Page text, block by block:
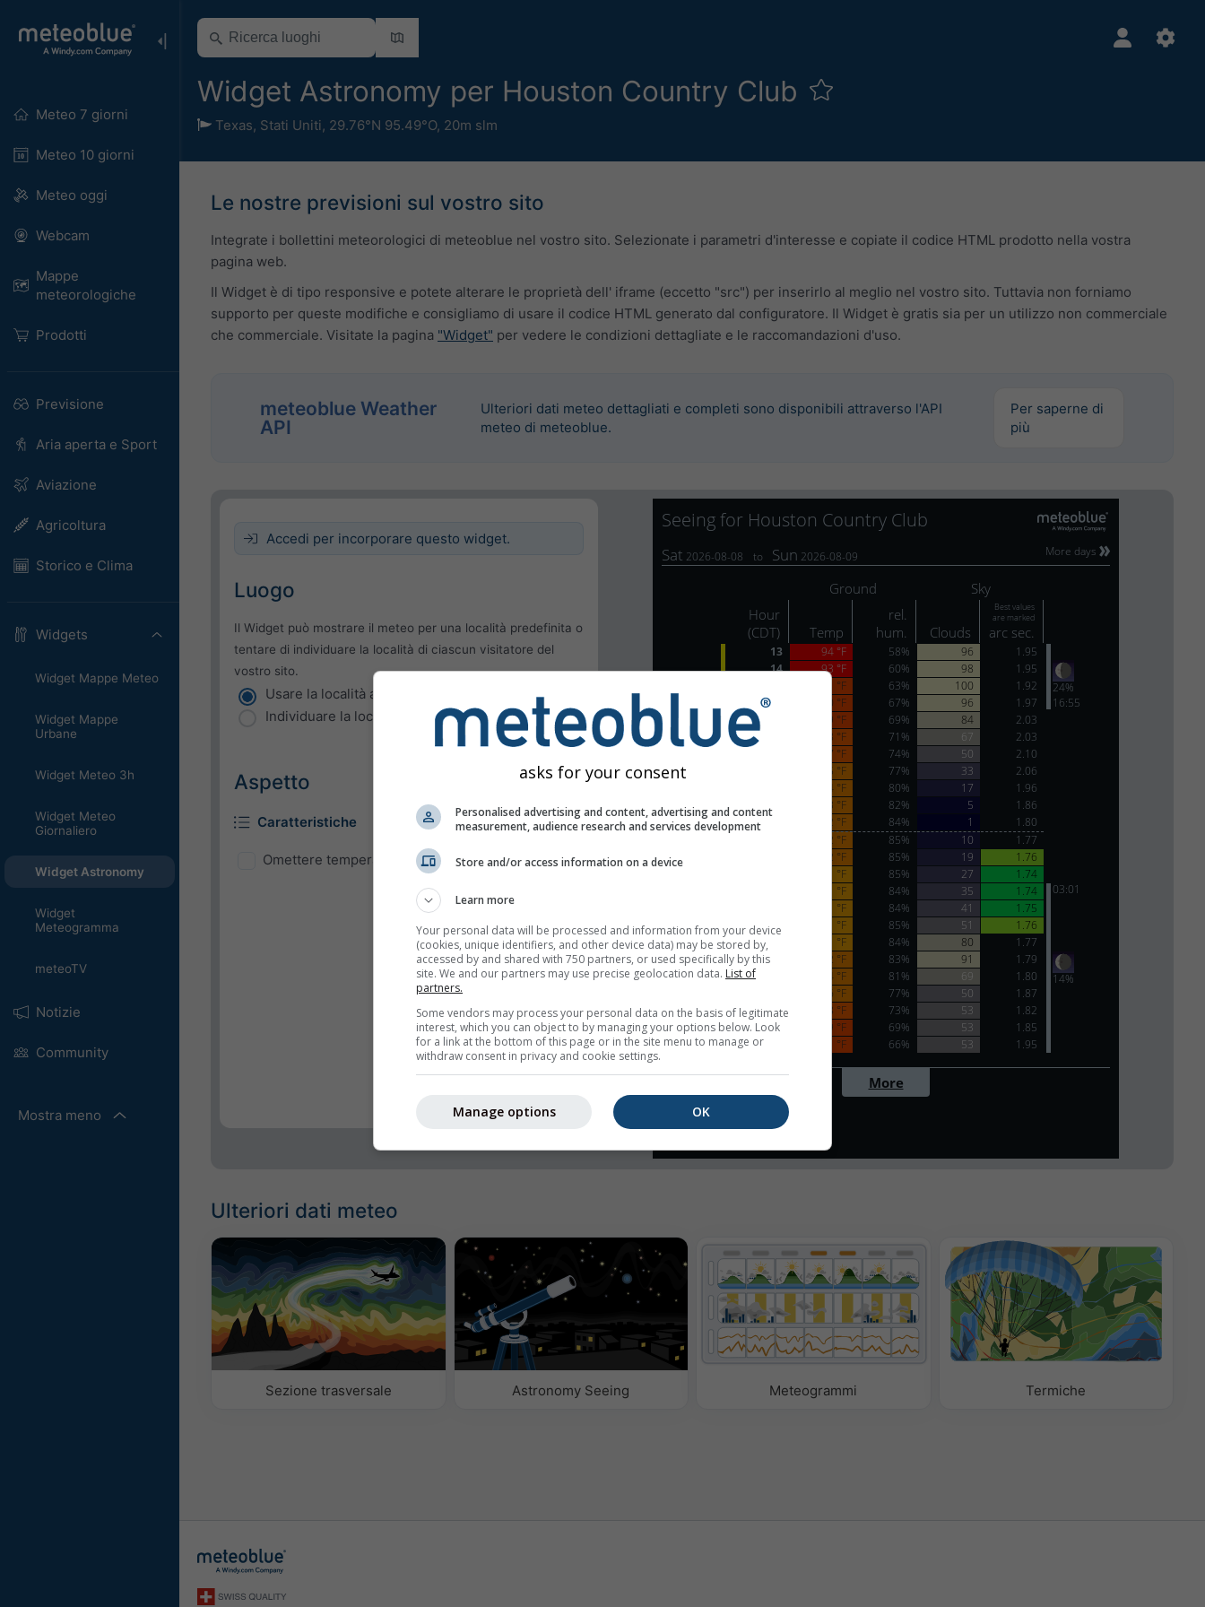
Meteo 7 giorni
Meteo 10 giorni
Meteo oggi
Webcam
Mappe
meteorologiche
Prodotti
Previsione
Aria aperta e Sport
Aviazione
Agricoltura
Storico e Clima
Widgets
Widget Mappe Meteo
Widget Mappe
Urbane
Widget Meteo 3h
Widget Meteo
Giornaliero
Widget Astronomy
Widget
Meteogramma
meteoTV
Notizie
Community
Mostra meno
Widget Astronomy per Houston Country Club
Texas, Stati Uniti, 29.76°N 95.49°O, 20m slm
Le nostre previsioni sul vostro sito
Integrate i bollettini meteorologici di meteoblue nel vostro sito. Selezionate i parametri d'interesse e copiate il codice HTML prodotto nella vostra
pagina web.
Il Widget è di tipo responsive e potete alterare le proprietà dell' iframe (eccetto "src") per inserirlo al meglio nel vostro sito. Tuttavia non forniamo
supporto per queste modifiche e consigliamo di usare il codice HTML generato dal configuratore. Il Widget è gratis sia per un utilizzo non commerciale
che commerciale. Visitate la pagina "Widget" per vedere le condizioni dettagliate e le raccomandazioni d'uso.
meteoblue Weather
API
Ulteriori dati meteo dettagliati e completi sono disponibili attraverso l'API
meteo di meteoblue.
Per saperne di
più
Accedi per incorporare questo widget.
Luogo
Il Widget può mostrare il meteo per una località predefinita o
tentare di individuare la località di ciascun visitatore del
vostro sito.
Usare la località attuale
Individuare la località dell'utente
Aspetto
Caratteristiche
Omettere temperatura e umidità
Ulteriori dati meteo
Sezione trasversale Astronomy Seeing Meteogrammi Termiche
asks for your consent
Personalised advertising and content, advertising and content
measurement, audience research and services development
Store and/or access information on a device
Learn more
Your personal data will be processed and information from your device
(cookies, unique identifiers, and other device data) may be stored by,
accessed by and shared with 750 partners, or used specifically by this
site. We and our partners may use precise geolocation data. List of
partners.
Some vendors may process your personal data on the basis of legitimate
interest, which you can object to by managing your options below. Look
for a link at the bottom of this page or in the site menu to manage or
withdraw consent in privacy and cookie settings.
OK
Manage options